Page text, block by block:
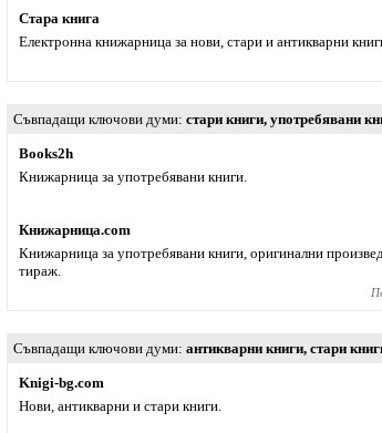
Стара книга
Електронна книжарница за нови, стари и антикварни
Съвпадащи ключови думи стари книги, употребявани
Books2h
Книжарница за употребявани книги.
Книжарница.com
Книжарница за употребявани книги, оригинални
тираж.
Съвпадащи ключови думи антикварни книги, стари
Knigi-bg.com
Нови, антикварни и стари книги.